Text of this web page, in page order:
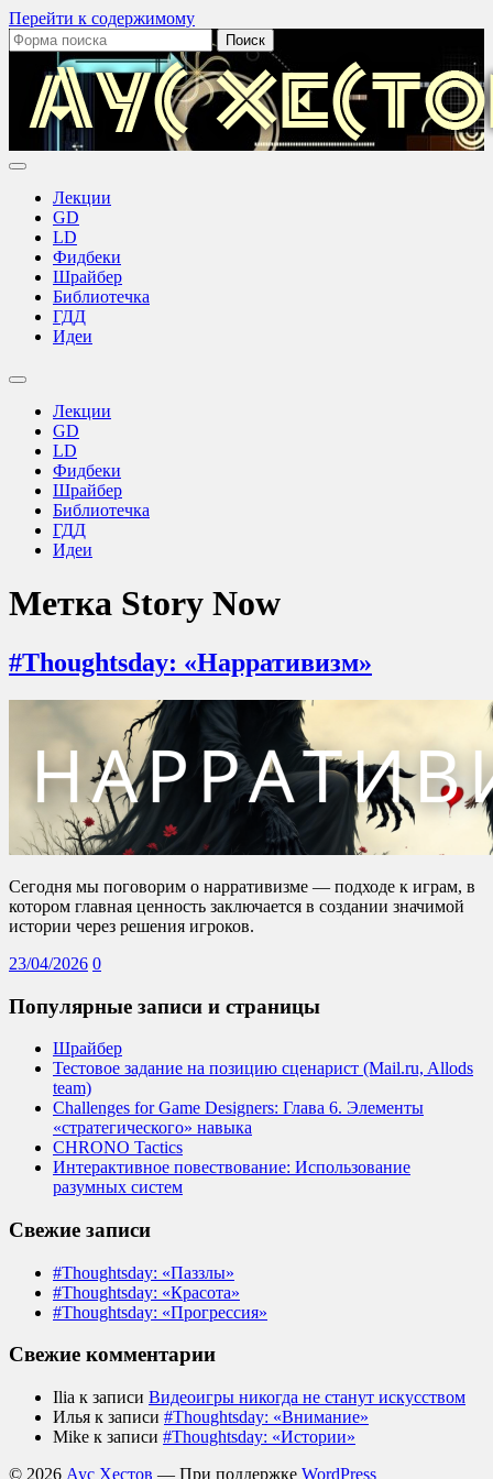
Перейти к содержимому
Поиск:
Аус
Лекции
GD
LD
Фидбеки
Шрайбер
Библиотечка
ГДД
Идеи
Переключить
поискаЛекции
GD
LD
Фидбеки
Шрайбер
Библиотечка
ГДД
Идеи
Метка Story Now
#Thoughtsday: «Нарративизм»
Сегодня мы поговорим о нарративизме — подходе к играм, в
котором главная ценность заключается в создании значимой
истории через решения игроков.
23/04/2026 0
Популярные записи и страницы
Шрайбер
Тестовое задание на позицию сценарист (Mail.ru, Allods
team)
Challenges for Game Designers: Глава 6. Элементы
«стратегического» навыка
CHRONO Tactics
Интерактивное повествование: Использование
разумных систем
Свежие записи
#Thoughtsday: «Паззлы»
#Thoughtsday: «Красота»
#Thoughtsday: «Прогрессия»
Свежие комментарии
Ilia к записи Видеоигры никогда не станут искусством
Илья к записи #Thoughtsday: «Внимание»
Mike к записи #Thoughtsday: «Истории»
© 2026 Аус Хестов — При поддержке WordPress